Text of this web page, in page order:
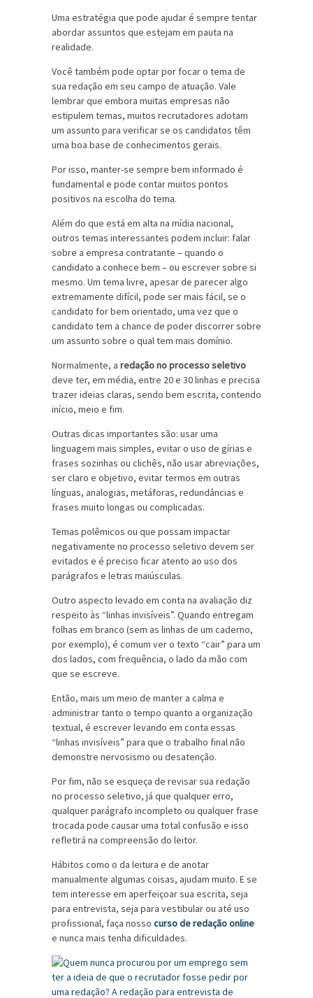
Uma estratégia que pode ajudar é sempre tentar
abordar assuntos que estejam em pauta na
realidade.
Você também pode optar por focar o tema de
sua redação em seu campo de atuação. Vale
lembrar que embora muitas empresas não
estipulem temas, muitos recrutadores adotam
um assunto para verificar se os candidatos têm
uma boa base de conhecimentos gerais.
Por isso, manter-se sempre bem informado é
fundamental e pode contar muitos pontos
positivos na escolha do tema.
Além do que está em alta na mídia nacional,
outros temas interessantes podem incluir: falar
sobre a empresa contratante – quando o
candidato a conhece bem – ou escrever sobre si
mesmo. Um tema livre, apesar de parecer algo
extremamente difícil, pode ser mais fácil, se o
candidato for bem orientado, uma vez que o
candidato tem a chance de poder discorrer sobre
um assunto sobre o qual tem mais domínio.
Normalmente, a redação no processo seletivo
deve ter, em média, entre 20 e 30 linhas e precisa
trazer ideias claras, sendo bem escrita, contendo
início, meio e fim.
Outras dicas importantes são: usar uma
linguagem mais simples, evitar o uso de gírias e
frases sozinhas ou clichês, não usar abreviações,
ser claro e objetivo, evitar termos em outras
línguas, analogias, metáforas, redundâncias e
frases muito longas ou complicadas.
Temas polêmicos ou que possam impactar
negativamente no processo seletivo devem ser
evitados e é preciso ficar atento ao uso dos
parágrafos e letras maiúsculas.
Outro aspecto levado em conta na avaliação diz
respeito às “linhas invisíveis”. Quando entregam
folhas em branco (sem as linhas de um caderno,
por exemplo), é comum ver o texto “cair” para um
dos lados, com frequência, o lado da mão com
que se escreve.
Então, mais um meio de manter a calma e
administrar tanto o tempo quanto a organização
textual, é escrever levando em conta essas
“linhas invisíveis” para que o trabalho final não
demonstre nervosismo ou desatenção.
Por fim, não se esqueça de revisar sua redação
no processo seletivo, já que qualquer erro,
qualquer parágrafo incompleto ou qualquer frase
trocada pode causar uma total confusão e isso
refletirá na compreensão do leitor.
Hábitos como o da leitura e de anotar
manualmente algumas coisas, ajudam muito. E se
tem interesse em aperfeiçoar sua escrita, seja
para entrevista, seja para vestibular ou até uso
profissional, faça nosso curso de redação online
e nunca mais tenha dificuldades.